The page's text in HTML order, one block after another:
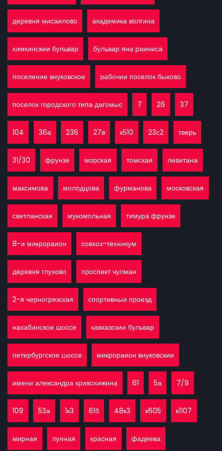
деревня мисаилово академика волгина
химкинскии бульвар бульвар яна раиниса
поселение внуковское рабочии поселок быково
поселок городского типа дагомыс 7 26 37
104 36а 236 27в к510 23с2 тверь
31/30 фрунзе морская томская левитана
максимова молодцова фурманова московская
светланская мукомольная тимура фрунзе
8-и микрораион совхоз-техникум
деревня глухово проспект чулман
2-я черногрязская спортивныи проезд
нахабинское шоссе кавказскии бульвар
петербургское шоссе микрораион внуковскии
имени александра кривохижина 61 5а 7/9
109 53а 1к3 61б 48к3 к605 к1107
мирная лунная красная фадеева